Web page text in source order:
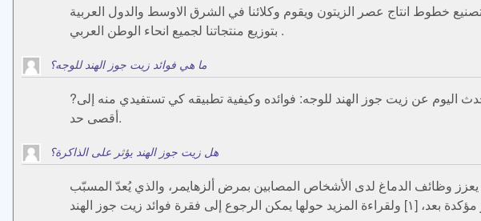
خطوط انتاج عصر الزيتون ويقوم وكلائنا في الشرق الاوسط والدول العربية
بتوزيع منتجاتنا لجميع انحاء الوطن العربي .
ما هي فوائد زيت جوز الهند للوجه؟
?لا غنى عن المواد الطبيعية لإنعاش البشرة وزيادة حيويتها، ومن هذه المواد زيت جوز الهند الطبيعي، حيث سنتحدث اليوم عن زيت جوز الهند للوجه: فوائده وكيفية تطبيقه كي تستفيدي منه إلى
أقصى حد.
هل زيت جوز الهند يؤثر على الذاكرة؟
وظائف الدماغ لدى الأشخاص المصابين بمرض ألزهايمر، والذي يُعدّ المسبّب